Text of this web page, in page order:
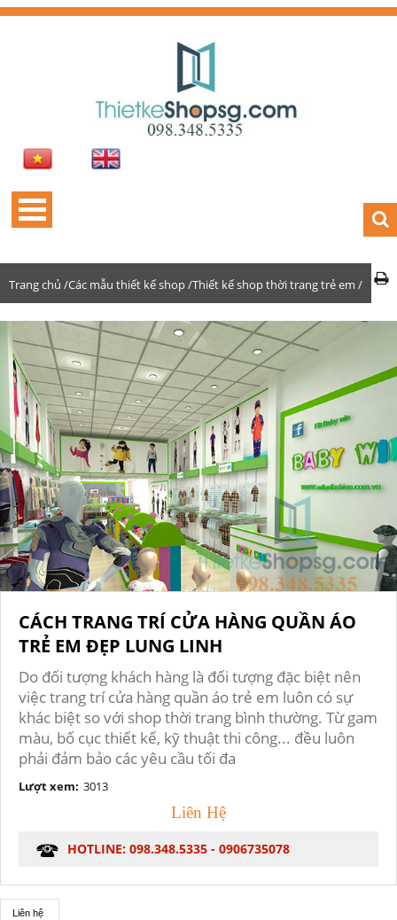
Trang chủ /Các mẫu thiết kế shop /Thiết kế shop thời trang trẻ em /
CÁCH TRANG TRÍ CỬA HÀNG QUẦN ÁO
TRẺ EM ĐẸP LUNG LINH
Do đối tượng khách hàng là đối tượng đặc biệt nên
việc trang trí cửa hàng quần áo trẻ em luôn có sự
khác biệt so với shop thời trang bình thường. Từ gam
màu, bố cục thiết kế, kỹ thuật thi công... đều luôn
phải đảm bảo các yêu cầu tối đa
Lượt xem: 3013
Liên Hệ
HOTLINE: 098.348.5335 - 0906735078
Liên hệ